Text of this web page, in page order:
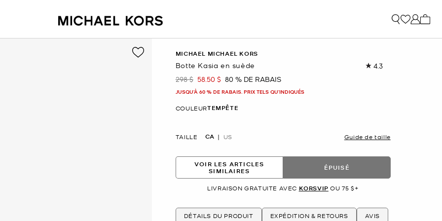
MICHAEL MICHAEL KORS
Botte Kasia en suède 4.3Lire
page.
était
298 $ maintenant
58.50 $ 80 % DE RABAIS
JUSQU’À 60 % DE RABAIS. PRIX TELS QU'INDIQUÉS
COULEURTEMPÊTE
TAILLE CA US Guide de taille
VOIR LES ARTICLES
SIMILAIRES
ÉPUISÉ
LIVRAISON GRATUITE AVEC KORSVIP OU 75 $+
DÉTAILS DU PRODUIT EXPÉDITION & RETOURS AVIS